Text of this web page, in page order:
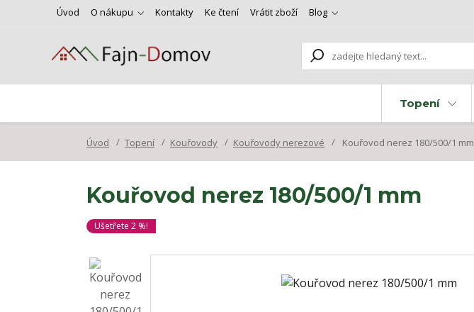
Úvod O nákupu Kontakty Ke čtení Vrátit zboží Blog
Topení
Úvod Topení Kouřovody Kouřovody nerezové Kouřovod nerez 180/500/1 mm
Kouřovod nerez 180/500/1 mm
Ušetřete 2 %!